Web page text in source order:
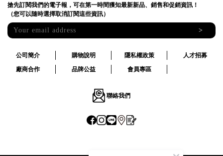
搶先訂閱我們的電子報，可在第一時間獲知最新新品、銷售和促銷資訊！
（您可以隨時選擇取消訂閱這些資訊）
>
公司簡介 購物說明 隱私權政策
人才招募
廠商合作
品牌公益 會員專區
聯絡我們